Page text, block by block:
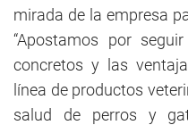
mirada de la empresa
“Apostamos por
concretos y las
línea de productos
salud de perros y